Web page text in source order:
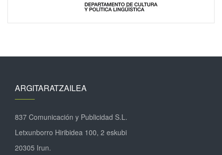
ARGITARATZAILEA
837 Comunicación y Publicidad S.L.
Letxunborro Hiribidea 100, 2 eskubi
20305 Irun.